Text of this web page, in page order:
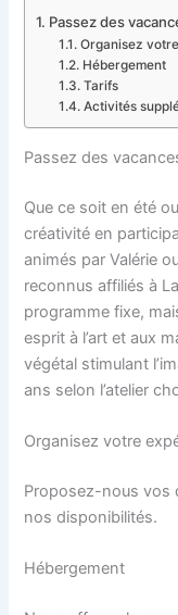
Passez des
Organisez
Hébergement
Tarifs
Activités
Passez des
Que ce soit en été
créativité en
animés par Valérie
reconnus affiliés à
programme fixe,
esprit à l’art et aux
végétal stimulant
ans selon l’atelier
Organisez votre
Proposez-nous vos
nos disponibilités.
Hébergement